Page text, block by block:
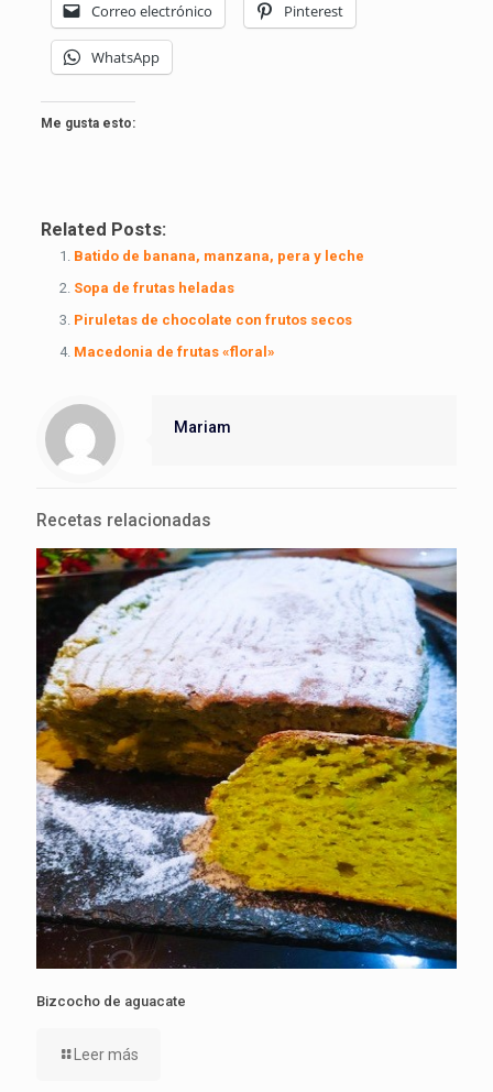
Correo electrónico Pinterest
WhatsApp
Me gusta esto:
Related Posts:
Batido de banana, manzana, pera y leche
Sopa de frutas heladas
Piruletas de chocolate con frutos secos
Macedonia de frutas «floral»
Mariam
Recetas relacionadas
Bizcocho de aguacate
Leer más